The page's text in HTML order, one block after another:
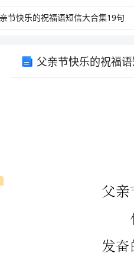
父亲节快乐的祝福